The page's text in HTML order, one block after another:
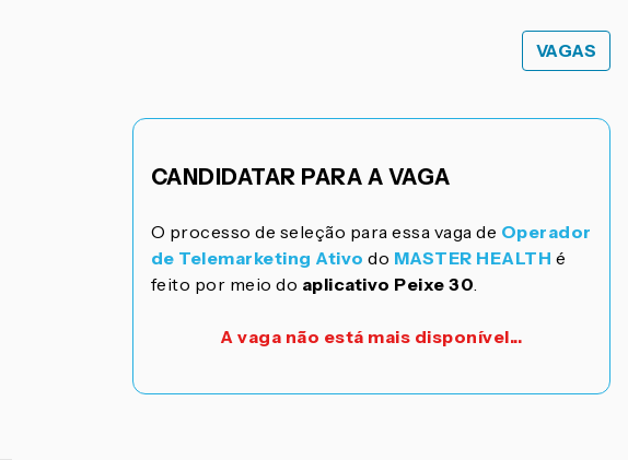
VAGAS
CANDIDATAR PARA A VAGA
O processo de seleção para essa vaga de Operador
de Telemarketing Ativo do MASTER HEALTH é
feito por meio do aplicativo Peixe 30.
A vaga não está mais disponível...